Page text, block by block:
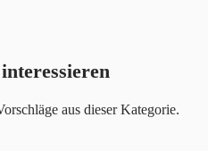
aus dieser Kategorie.